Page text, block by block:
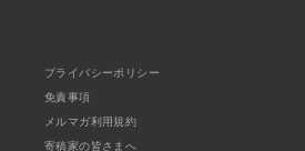
プライバシーポリシー
免責事項
メルマガ利用規約
寄稿家の皆さまへ